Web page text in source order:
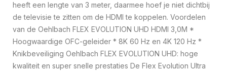
heeft een lengte van 3 meter, daarmee hoef je niet dichtbij
de televisie te zitten om de HDMI te koppelen. Voordelen
van de Oehlbach FLEX EVOLUTION UHD HDMI 3,0M *
Hoogwaardige OFC-geleider * 8K 60 Hz en 4K 120 Hz *
Knikbeveiliging Oehlbach FLEX EVOLUTION UHD: hoge
kwaliteit en super snelle prestaties De Flex Evolution Ultra